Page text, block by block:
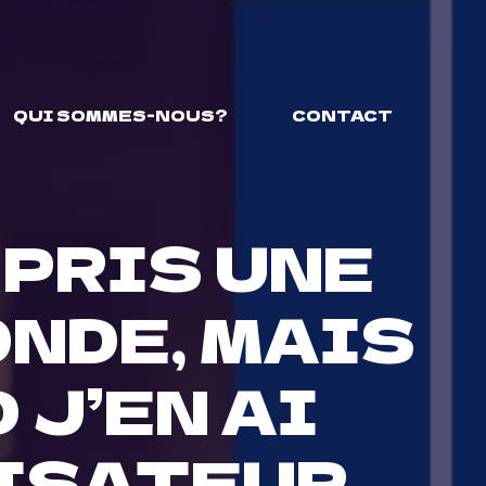
QUI SOMMES-NOUS? CONTACT
UNE
MAIS
J’EN AI